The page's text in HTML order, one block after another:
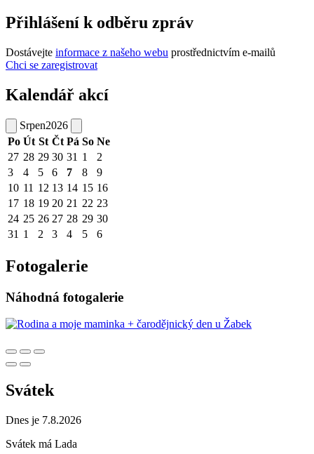
Přihlášení k odběru zpráv
Dostávejte informace z našeho webu prostřednictvím e-mailů
Chci se zaregistrovat
Kalendář akcí
Srpen2026
Po Út St Čt Pá So Ne
27 28 29 30 31 1
2
3
4 5 6 7 8
9
10 11 12 13 14 15 16
17 18 19 20 21 22 23
24 25 26 27 28 29 30
31 1 2 3 4 5 6
Fotogalerie
Náhodná fotogalerie
Svátek
Dnes je 7.8.2026
Svátek má Lada